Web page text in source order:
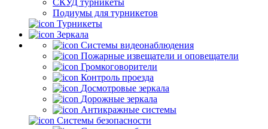
СКУД турникеты
Подиумы для турникетов
Турникеты
Зеркала
Системы видеонаблюдения
Пожарные извещатели и оповещатели
Громкоговорители
Контроль проезда
Досмотровые зеркала
Дорожные зеркала
Антикражные системы
Системы безопасности